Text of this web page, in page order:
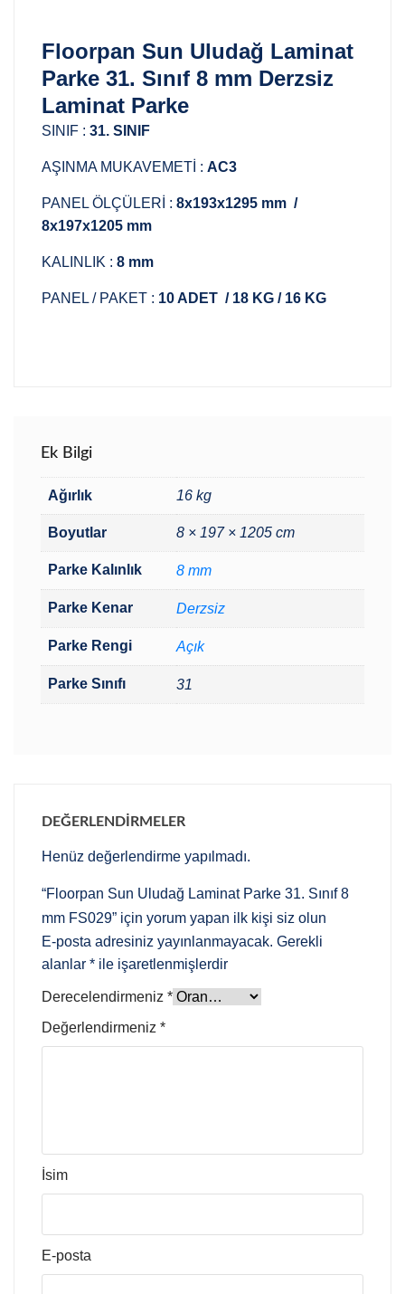
Floorpan Sun Uludağ Laminat
Parke 31. Sınıf 8 mm Derzsiz
Laminat Parke
SINIF : 31. SINIF
AŞINMA MUKAVEMETİ : AC3
PANEL ÖLÇÜLERİ : 8x193x1295 mm /
8x197x1205 mm
KALINLIK : 8 mm
PANEL / PAKET : 10 ADET / 18 KG / 16 KG
Ek Bilgi
Ağırlık 16 kg
Boyutlar 8 × 197 × 1205 cm
Parke Kalınlık 8 mm
Parke Kenar Derzsiz
Parke Rengi Açık
Parke Sınıfı 31
DEĞERLENDIRMELER
Henüz değerlendirme yapılmadı.
“Floorpan Sun Uludağ Laminat Parke 31. Sınıf 8
mm FS029” için yorum yapan ilk kişi siz olun
E-posta adresiniz yayınlanmayacak. Gerekli
alanlar * ile işaretlenmişlerdir
Derecelendirmeniz *
Değerlendirmeniz *
İsim
E-posta